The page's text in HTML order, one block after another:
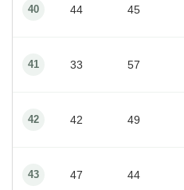
40 44 45
41 33 57
42 42 49
43 47 44